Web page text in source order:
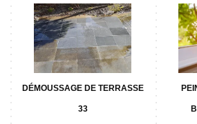
DÉMOUSSAGE DE TERRASSE
33